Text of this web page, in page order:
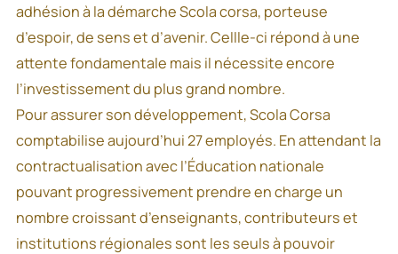
adhésion à la démarche Scola corsa, porteuse
d’espoir, de sens et d’avenir. Cellle-ci répond à une
attente fondamentale mais il nécessite encore
l’investissement du plus grand nombre.
Pour assurer son développement, Scola Corsa
comptabilise aujourd’hui 27 employés. En attendant la
contractualisation avec l’Éducation nationale
pouvant progressivement prendre en charge un
nombre croissant d’enseignants, contributeurs et
institutions régionales sont les seuls à pouvoir